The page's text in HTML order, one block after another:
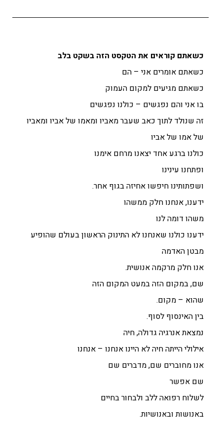
כשאתם קוראים את הטקסט הזה בשקט בלב
כשאתם אומרים אני – הם
כשאתם מגיעים למקום העמוק
בו אני והם נפגשים – כולנו נפגשים
זה שנולד לתוך כאב שעבר מאביו ומאמו של אביו ומאביו
של אמו של אביו
כולנו ברגע אחד יצאנו מרחם אימנו
ופתחנו עינינו
ושפתותינו חיפשו אחיזה בגוף אחר.
ידענו, אנחנו חלק ממשהו
משהו דומה לנו
ידענו כולנו שאנחנו לא התינוק הראשון בעולם שהופיע
מבטן האדמה
אנו חלק מרקמה אנושית.
שם, במקום הזה במעט המקום הזה
שהוא – מקום.
בין האינסוף לסוף.
נמצאת אנרגיה גדולה, חיה
אילולי הייתה חיה לא היינו אנחנו – אנחנו
אנו מחוברים שם, מדברים שם
שם אפשר
לשלוח רפואה ללב ולבחור בחיים
באנושות ובאנושיות.